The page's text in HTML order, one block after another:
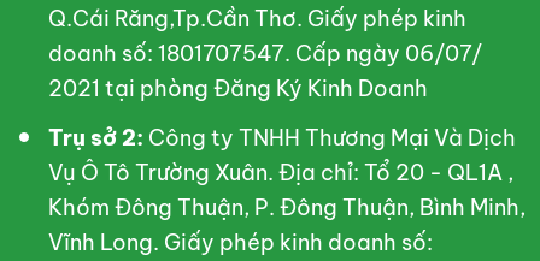
Q.Cái Răng,Tp.Cần Thơ. Giấy phép kinh
doanh số: 1801707547. Cấp ngày 06/07/
2021 tại phòng Đăng Ký Kinh Doanh
Trụ sở 2: Công ty TNHH Thương Mại Và Dịch
Vụ Ô Tô Trường Xuân. Địa chỉ: Tổ 20 - QL1A ,
Khóm Đông Thuận, P. Đông Thuận, Bình Minh,
Vĩnh Long. Giấy phép kinh doanh số: